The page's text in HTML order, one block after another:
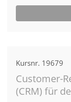
Kursnr. 19679
Customer-
(CRM) für